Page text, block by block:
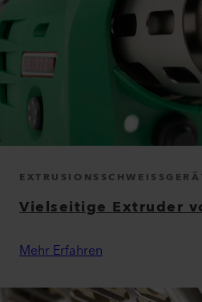
Vielseitige Extruder
Mehr Erfahren